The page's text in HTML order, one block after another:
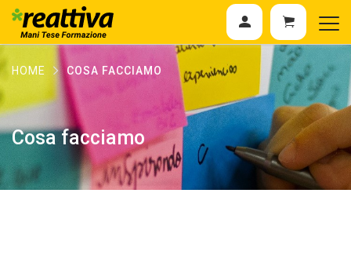
HOME COSA FACCIAMO
Cosa facciamo